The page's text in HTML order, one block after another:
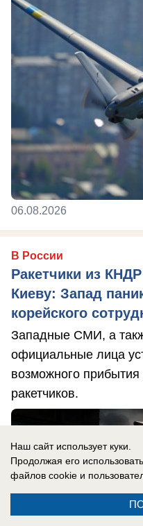
06.08.2026
В России
Ракетчики из
Киеву: Запад
корейского
Западные СМИ, а
официальные лица
возможного
ракетчиков.
Наш сайт использует куки.
Продолжая его
файлов cookie и